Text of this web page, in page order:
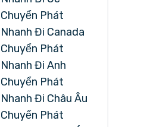
Chuyển Phát
Nhanh Đi Canada
Chuyển Phát
Nhanh Đi Anh
Chuyển Phát
Nhanh Đi Châu Âu
Chuyển Phát